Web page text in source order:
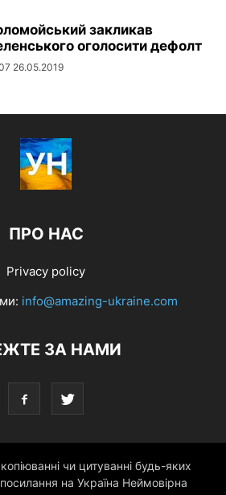
закликав
оголосити дефолт
26.05.2019
ПРО НАС
Privacy policy
info@amazing-ukraine.com
ЗА НАМИ
чи цитуванні будь-яких
посилання на Україна Неймовірна